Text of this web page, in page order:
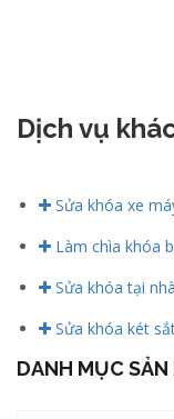
Dịch vụ
Sửa khóa xe
Làm chìa khóa
Sửa khóa tại nhà
Sửa khóa két
DANH MỤC SẢN